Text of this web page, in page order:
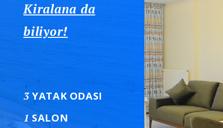
Kiralana da
biliyor!
3YATAK ODASI
1 SALON